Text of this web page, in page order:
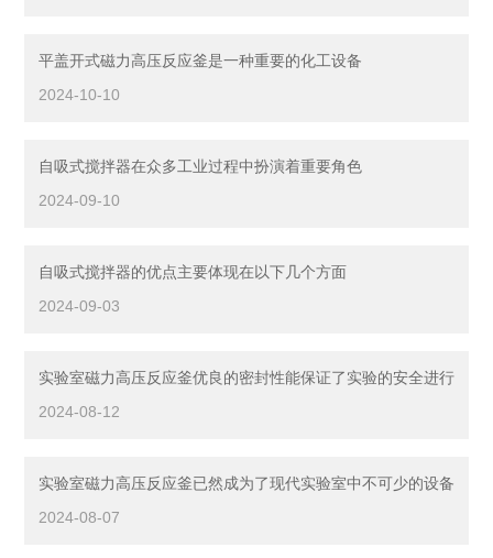
平盖开式磁力高压反应釜是一种重要的化工设备
2024-10-10
自吸式搅拌器在众多工业过程中扮演着重要角色
2024-09-10
自吸式搅拌器的优点主要体现在以下几个方面
2024-09-03
实验室磁力高压反应釜优良的密封性能保证了实验的安全进行
2024-08-12
实验室磁力高压反应釜已然成为了现代实验室中不可少的设备
2024-08-07